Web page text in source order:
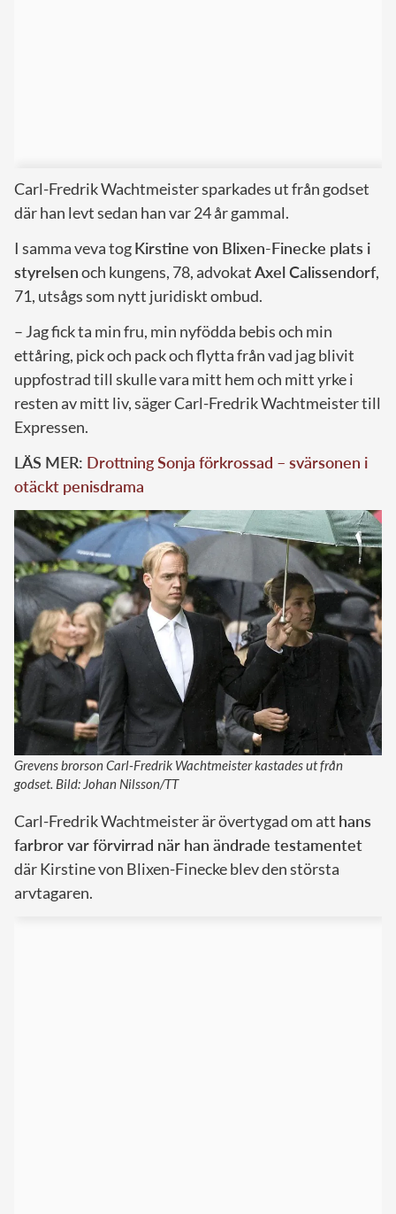
Carl-Fredrik Wachtmeister sparkades ut från godset
där han levt sedan han var 24 år gammal.
I samma veva togKirstine von Blixen-Finecke plats i
styrelsenoch kungens, 78, advokatAxel Calissendorf,
71, utsågs som nytt juridiskt ombud.
– Jag fick ta min fru, min nyfödda bebis och min
ettåring, pick och pack och flytta från vad jag blivit
uppfostrad till skulle vara mitt hem och mitt yrke i
resten av mitt liv, säger Carl-Fredrik Wachtmeister till
Expressen.
LÄS MER: Drottning Sonja förkrossad – svärsonen i
otäckt penisdrama
Grevens brorson Carl-Fredrik Wachtmeister kastades ut från
godset. Bild: Johan Nilsson/TT
Carl-Fredrik Wachtmeister är övertygad om att hans
farbror var förvirrad när han ändrade testamentet
där Kirstine von Blixen-Finecke blev den största
arvtagaren.